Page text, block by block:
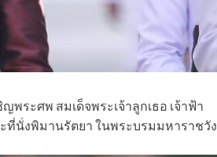
พระศพ สมเด็จพระเจ้าลูกเธอ เจ้าฟ้า
ที่นั่งพิมานรัตยา ในพระบรมมหาราชวัง